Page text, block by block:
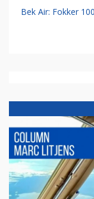
Bek Air: Fokker 100